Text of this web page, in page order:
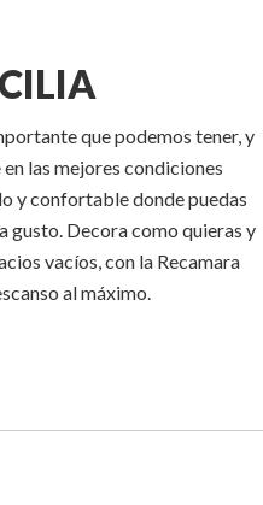
que podemos tener, y
las mejores condiciones
y confortable donde puedas
gusto. Decora como quieras y
vacíos, con la Recamara
al máximo.